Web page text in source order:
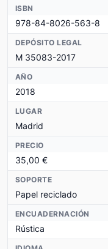
ISBN
978-84-8026-563-8
DEPÓSITO LEGAL
M 35083-2017
AÑO
2018
LUGAR
Madrid
PRECIO
35,00 €
SOPORTE
Papel reciclado
ENCUADERNACIÓN
Rústica